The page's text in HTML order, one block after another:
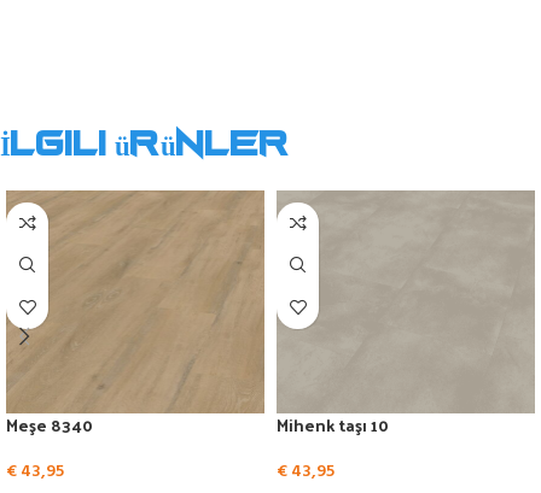
İlgili ürünler
Meşe 8340
€43,95
Mihenk taşı 10
€43,95